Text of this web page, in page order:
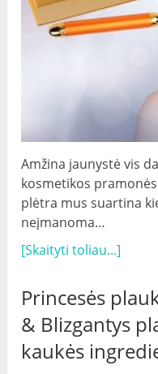
Amžina jaunystė vis
kosmetikos
plėtra mus suartina
neįmanoma…
[Skaityti toliau...]
Princesės
& Blizgantys
kaukės